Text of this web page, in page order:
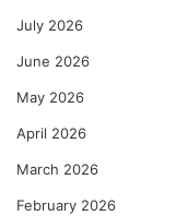
July 2026
June 2026
May 2026
April 2026
March 2026
February 2026